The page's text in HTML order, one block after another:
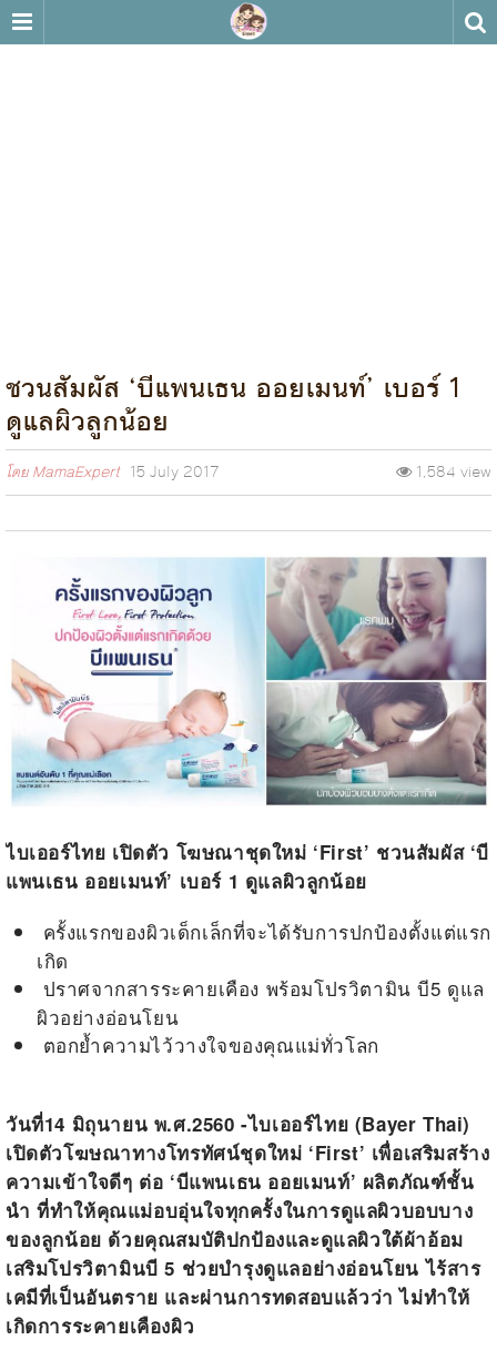
ชวนสัมผัส ‘บีแพนเธน ออยเมนท์’ เบอร์ 1
ดูแลผิวลูกน้อย
โดยMamaExpert 15 July 2017 1,584 view
ไบเออร์ไทย เปิดตัว โฆษณาชุดใหม่ ‘First’ ชวนสัมผัส ‘บี
แพนเธน ออยเมนท์’ เบอร์ 1 ดูแลผิวลูกน้อย
ครั้งแรกของผิวเด็กเล็กที่จะได้รับการปกป้องตั้งแต่แรก
เกิด
ปราศจากสารระคายเคือง พร้อมโปรวิตามิน บี5 ดูแล
ผิวอย่างอ่อนโยน
ตอกย้ำความไว้วางใจของคุณแม่ทั่วโลก
วันที่14 มิถุนายน พ.ศ.2560 -ไบเออร์ไทย (Bayer Thai)
เปิดตัวโฆษณาทางโทรทัศน์ชุดใหม่ ‘First’ เพื่อเสริมสร้าง
ความเข้าใจดีๆ ต่อ ‘บีแพนเธน ออยเมนท์’ ผลิตภัณฑ์ชั้น
นำ ที่ทำให้คุณแม่อบอุ่นใจทุกครั้งในการดูแลผิวบอบบาง
ของลูกน้อย ด้วยคุณสมบัติปกป้องและดูแลผิวใต้ผ้าอ้อม
เสริมโปรวิตามินบี 5 ช่วยบำรุงดูแลอย่างอ่อนโยน ไร้สาร
เคมีที่เป็นอันตราย และผ่านการทดสอบแล้วว่า ไม่ทำให้
เกิดการระคายเคืองผิว